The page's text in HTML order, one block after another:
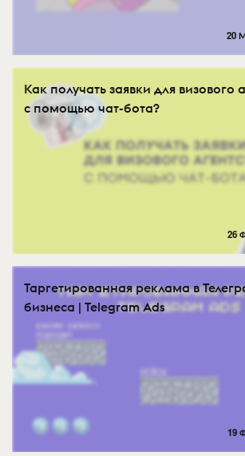
20
Как получать заявки для визового
с помощью чат-бота?
26
Таргетированная реклама в
бизнеса | Telegram Ads
19